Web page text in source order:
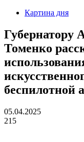
Картина дня
Губернатору
Томенко
беспилотной
05.04.2025
215